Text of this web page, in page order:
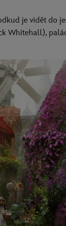
je vidět do
Whitehall),